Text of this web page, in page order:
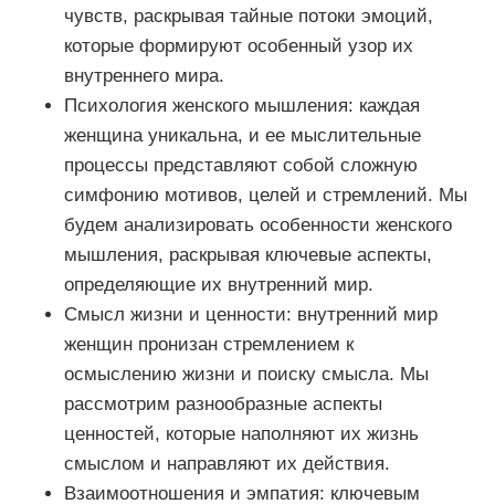
чувств, раскрывая тайные потоки эмоций,
которые формируют особенный узор их
внутреннего мира.
Психология женского мышления: каждая
женщина уникальна, и ее мыслительные
процессы представляют собой сложную
симфонию мотивов, целей и стремлений. Мы
будем анализировать особенности женского
мышления, раскрывая ключевые аспекты,
определяющие их внутренний мир.
Смысл жизни и ценности: внутренний мир
женщин пронизан стремлением к
осмыслению жизни и поиску смысла. Мы
рассмотрим разнообразные аспекты
ценностей, которые наполняют их жизнь
смыслом и направляют их действия.
Взаимоотношения и эмпатия: ключевым